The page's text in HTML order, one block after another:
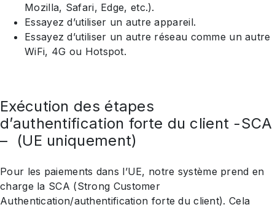
Mozilla, Safari, Edge, etc.).
Essayez d’utiliser un autre appareil.
Essayez d’utiliser un autre réseau comme un autre
WiFi, 4G ou Hotspot.
Exécution des étapes
d’authentification forte du client -SCA
– (UE uniquement)
Pour les paiements dans l’UE, notre système prend en
charge la SCA (Strong Customer
Authentication/authentification forte du client). Cela